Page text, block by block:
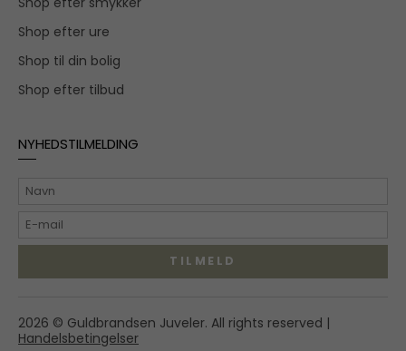
2970 Hørsholm
Shop efter ure
Shop til din bolig
Shop efter tilbud
NYHEDSTILMELDING
TILMELD
2026 © Guldbrandsen Juveler. All rights reserved |
Handelsbetingelser